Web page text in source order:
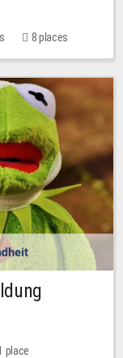
8 places
place